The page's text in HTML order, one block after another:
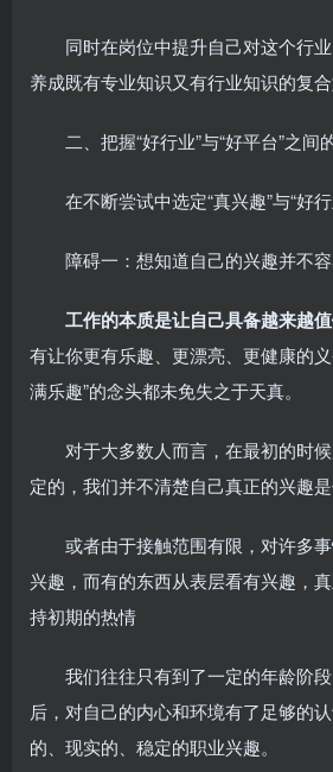
同时在岗位中提升自己对这个行
养成既有专业知识又有行业知识的复合
二、把握“好行业”与“好平台”之间
在不断尝试中选定“真兴趣”与“好
障碍一：想知道自己的兴趣并不容
工作的本质是让自己具备越来越
有让你更有乐趣、更漂亮、更健康的
满乐趣”的念头都未免失之于天真。
对于大多数人而言，在最初的时
定的，我们并不清楚自己真正的兴趣
或者由于接触范围有限，对许多
兴趣，而有的东西从表层看有兴趣，
持初期的热情
我们往往只有到了一定的年龄阶
后，对自己的内心和环境有了足够的
的、现实的、稳定的职业兴趣。